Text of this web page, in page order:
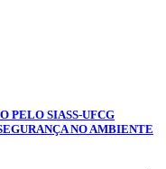
PELO SIASS-UFCG
NO AMBIENTE